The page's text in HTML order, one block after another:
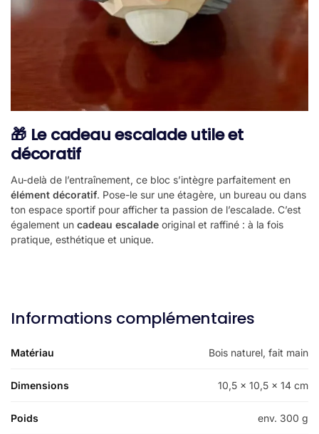
🎁 Le cadeau escalade utile et
décoratif
Au-delà de l’entraînement, ce bloc s’intègre parfaitement en
élément décoratif. Pose-le sur une étagère, un bureau ou dans
ton espace sportif pour afficher ta passion de l’escalade. C’est
également un cadeau escalade original et raffiné : à la fois
pratique, esthétique et unique.
Informations complémentaires
Matériau Bois naturel, fait main
Dimensions 10,5 × 10,5 × 14 cm
Poids env. 300 g